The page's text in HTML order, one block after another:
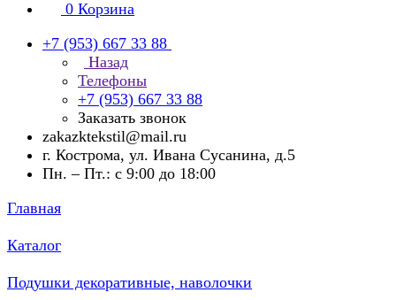
0 Корзина
+7 (953) 667 33 88
Назад
Телефоны
+7 (953) 667 33 88
Заказать звонок
zakazktekstil@mail.ru
г. Кострома, ул. Ивана Сусанина, д.5
Пн. – Пт.: с 9:00 до 18:00
Главная
Каталог
Подушки декоративные, наволочки